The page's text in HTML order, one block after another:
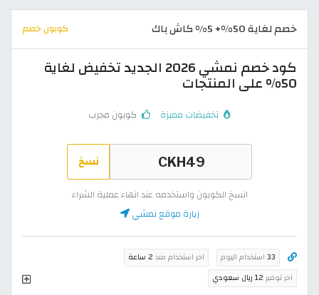
خصم لغاية 50%+ 5% كاش باك كوبون خصم
كود خصم نمشي 2026 الجديد تخفيض لغاية
50% على المنتجات
تخفيضات مميزة كوبون مجرب
نسخ
انسخ الكوبون واستخدمه عند انهاء عملية الشراء
زيارة موقع نمشي
33 استخدام اليوم اخر استخدام منذ 2 ساعة
اخر توفير 12 ريال سعودي